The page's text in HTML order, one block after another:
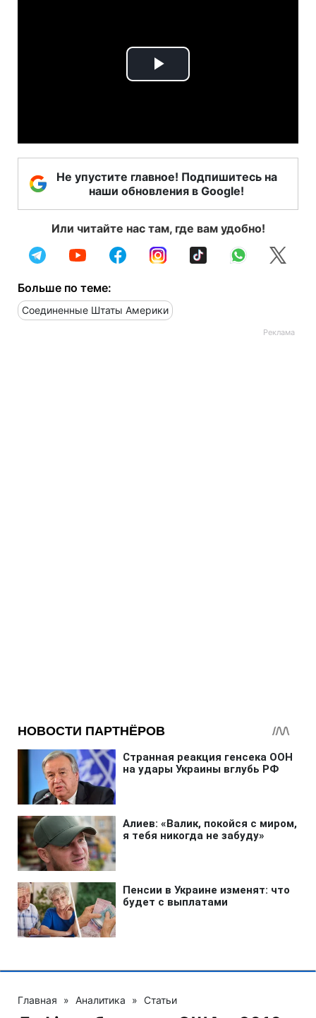
Play
Не упустите главное! Подпишитесь на
наши обновления в Google!
Или читайте нас там, где вам удобно!
Больше по теме:
Соединенные Штаты Америки
Главная » Аналитика » Статьи